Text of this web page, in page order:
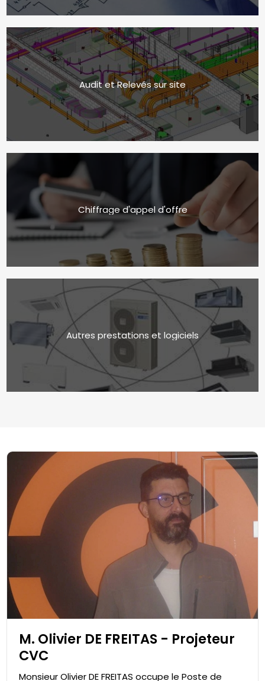
Audit et Relevés sur site
Chiffrage d'appel d'offre
Autres prestations et logiciels
M. Olivier DE FREITAS - Projeteur
CVC
Monsieur Olivier DE FREITAS occupe le Poste de